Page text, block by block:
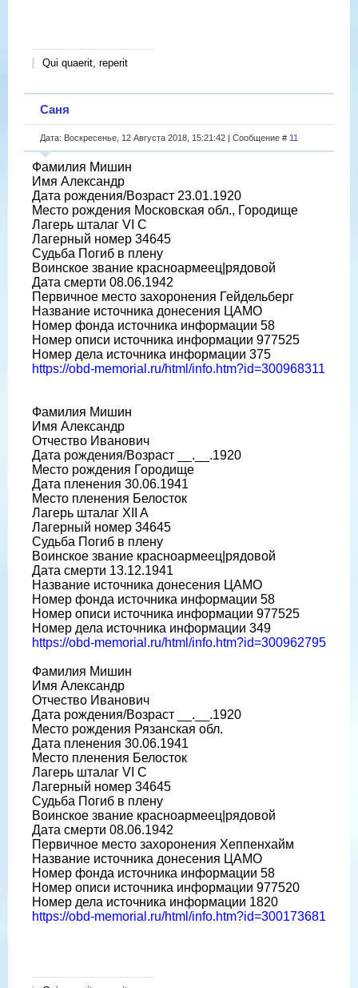
Qui quaerit, reperit
Саня
Дата: Воскресенье, 12 Августа 2018, 15:21:42 | Сообщение # 11
Фамилия Мишин
Имя Александр
Дата рождения/Возраст 23.01.1920
Место рождения Московская обл., Городище
Лагерь шталаг VI C
Лагерный номер 34645
Судьба Погиб в плену
Воинское звание красноармеец|рядовой
Дата смерти 08.06.1942
Первичное место захоронения Гейдельберг
Название источника донесения ЦАМО
Номер фонда источника информации 58
Номер описи источника информации 977525
Номер дела источника информации 375
https://obd-memorial.ru/html/info.htm?id=300968311
Фамилия Мишин
Имя Александр
Отчество Иванович
Дата рождения/Возраст __.__.1920
Место рождения Городище
Дата пленения 30.06.1941
Место пленения Белосток
Лагерь шталаг XII A
Лагерный номер 34645
Судьба Погиб в плену
Воинское звание красноармеец|рядовой
Дата смерти 13.12.1941
Название источника донесения ЦАМО
Номер фонда источника информации 58
Номер описи источника информации 977525
Номер дела источника информации 349
https://obd-memorial.ru/html/info.htm?id=300962795
Фамилия Мишин
Имя Александр
Отчество Иванович
Дата рождения/Возраст __.__.1920
Место рождения Рязанская обл.
Дата пленения 30.06.1941
Место пленения Белосток
Лагерь шталаг VI C
Лагерный номер 34645
Судьба Погиб в плену
Воинское звание красноармеец|рядовой
Дата смерти 08.06.1942
Первичное место захоронения Хеппенхайм
Название источника донесения ЦАМО
Номер фонда источника информации 58
Номер описи источника информации 977520
Номер дела источника информации 1820
https://obd-memorial.ru/html/info.htm?id=300173681